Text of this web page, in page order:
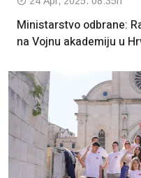
Ministarstvo odbrane:
na Vojnu akademiju u